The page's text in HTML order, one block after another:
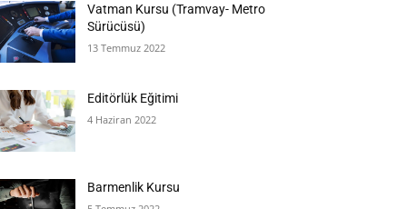
Vatman Kursu (Tramvay- Metro
Sürücüsü)
13 Temmuz 2022
Editörlük Eğitimi
4 Haziran 2022
Barmenlik Kursu